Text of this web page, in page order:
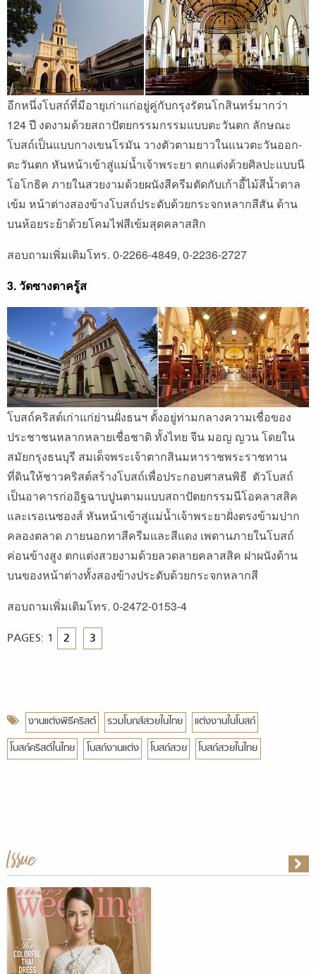
อีกหนึ่งโบสถ์ที่มีอายุเก่าแก่อยู่คู่กับกรุงรัตนโกสินทร์มากว่า
124 ปี งดงามด้วยสถาปัตยกรรมกรรมแบบตะวันตก ลักษณะ
โบสถ์เป็นแบบกางเขนโรมัน วางตัวตามยาวในแนวตะวันออก-
ตะวันตก หันหน้าเข้าสู่แม่น้ำเจ้าพระยา ตกแต่งด้วยศิลปะแบบนี
โอโกธิค ภายในสวยงามด้วยผนังสีครีมตัดกับเก้าอี้ไม้สีน้ำตาล
เข้ม หน้าต่างสองข้างโบสถ์ประดับด้วยกระจกหลากสีสัน ด้าน
บนห้อยระย้าด้วยโคมไฟสีเข้มสุดคลาสสิก
สอบถามเพิ่มเติมโทร. 0-2266-4849, 0-2236-2727
3. วัดซางตาครู้ส
โบสถ์คริสต์เก่าแก่ย่านฝั่งธนฯ ตั้งอยู่ท่ามกลางความเชื่อของ
ประชาชนหลากหลายเชื่อชาติ ทั้งไทย จีน มอญ ญวน โดยใน
สมัยกรุงธนบุรี สมเด็จพระเจ้าตากสินมหาราชพระราชทาน
ที่ดินให้ชาวคริสต์สร้างโบสถ์เพื่อประกอบศาสนพิธี ตัวโบสถ์
เป็นอาคารก่ออิฐฉาบปูนตามแบบสถาปัตยกรรมนีโอคลาสสิค
และเรอเนซองส์ หันหน้าเข้าสู่แม่น้ำเจ้าพระยาฝั่งตรงข้ามปาก
คลองตลาด ภายนอกทาสีครีมและสีแดง เพดานภายในโบสถ์
ค่อนข้างสูง ตกแต่งสวยงามด้วยลวดลายคลาสสิค ฝาผนังด้าน
บนของหน้าต่างทั้งสองข้างประดับด้วยกระจกหลากสี
สอบถามเพิ่มเติมโทร. 0-2472-0153-4
PAGES: 1 2 3
งานแต่งพิธีคริสต์ รวมโบถส์สวยในไทย
แต่งงานในโบสถ์
โบสถ์คริสต์ในไทย
โบสถ์งานแต่ง โบสถ์สวย โบสถ์สวยในไทย
Issue